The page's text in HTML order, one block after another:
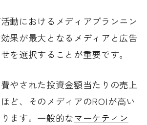
動におけるメディアプランニン
果が最大となるメディアと広告
を選択することが重要です。
やされた投資金額当たりの売上
ど、そのメディアのROIが高い
ます。一般的なマーケティン